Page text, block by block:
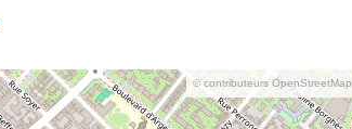
© contributeurs OpenStreetMap